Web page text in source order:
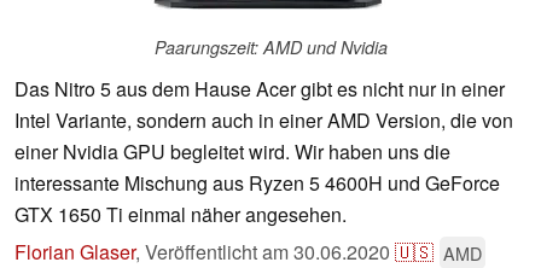
Paarungszeit: AMD und Nvidia
Das Nitro 5 aus dem Hause Acer gibt es nicht nur in einer
Intel Variante, sondern auch in einer AMD Version, die von
einer Nvidia GPU begleitet wird. Wir haben uns die
interessante Mischung aus Ryzen 5 4600H und GeForce
GTX 1650 Ti einmal näher angesehen.
Florian Glaser, Veröffentlicht am30.06.2020 🇺🇸 AMD